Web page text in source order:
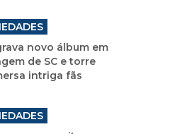
novo álbum em
de SC e torre
intriga fãs